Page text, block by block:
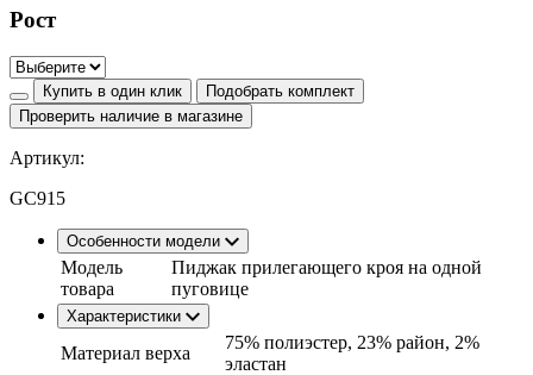
Рост
Купить в один клик
Подобрать комплект
Проверить наличие в магазине
Артикул:
GC915
Особенности модели
Модель
товара
Пиджак прилегающего кроя на одной
пуговице
Характеристики
Материал верха
75% полиэстер, 23% район, 2%
эластан